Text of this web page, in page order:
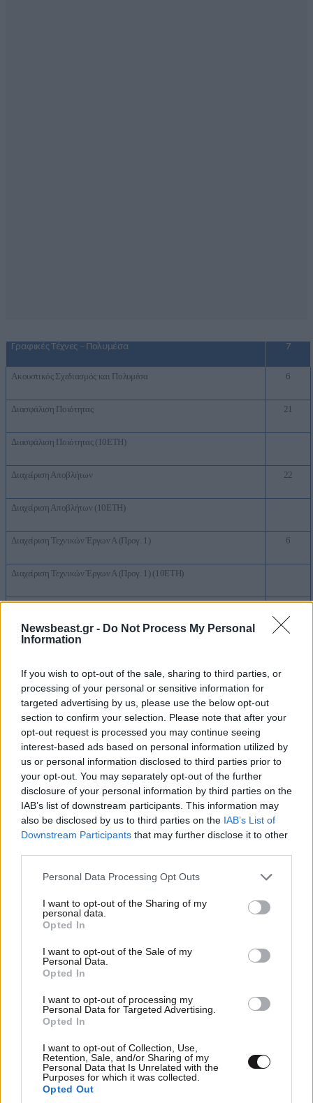
Newsbeast.gr - Do Not Process My Personal
Information
If you wish to opt-out of the sale, sharing to third parties, or
processing of your personal or sensitive information for
targeted advertising by us, please use the below opt-out
section to confirm your selection. Please note that after your
opt-out request is processed you may continue seeing
interest-based ads based on personal information utilized by
us or personal information disclosed to third parties prior to
your opt-out. You may separately opt-out of the further
disclosure of your personal information by third parties on the
IAB’s list of downstream participants. This information may
also be disclosed by us to third parties on the IAB’s List of
Downstream Participants that may further disclose it to other
Please note that this website/app uses one or more Google
not limited to your visit or usage behaviour. You may click to
grant or deny consent to Google and its third-party tags to
use your data for below specified purposes in below Google
consent section.
Personal Data Processing Opt Outs
I want to opt-out of the Sharing of my
personal data.
Opted In
I want to opt-out of the Sale of my
Personal Data.
Opted In
I want to opt-out of processing my
Personal Data for Targeted Advertising.
Opted In
I want to opt-out of Collection, Use,
Retention, Sale, and/or Sharing of my
Personal Data that Is Unrelated with the
Purposes for which it was collected.
Opted Out
Γραφικές Τέχνες – Πολυμέσα 7
Ακουστικός Σχεδιασμός και Πολυμέσα 6
Διασφάλιση Ποιότητας 21
Διασφάλιση Ποιότητας (10ΕΤΗ)
Διαχείριση Αποβλήτων 22
Διαχείριση Αποβλήτων (10ΕΤΗ)
Διαχείριση Τεχνικών Έργων Α (Προγ. 1) 6
Διαχείριση Τεχνικών Έργων Α (Προγ. 1) (10ΕΤΗ)
Διαχείριση Τεχνικών Έργων Β (Προγ. 2) 6
Διαχείριση Τεχνικών Έργων Β (Προγ. 2) (10ΕΤΗ)
Διοίκηση Επιχειρήσεων (MBA)
Διοίκηση Επιχειρήσεων (ΜΒΑ) (10ΕΤΗ)
Διοίκηση Μονάδων Υγείας
Διοίκηση Μονάδων Υγείας (10ΕΤΗ)
Διοίκηση Πολιτισμικών Μονάδων
Διοίκηση Πολιτισμικών Μονάδων (10ΕΤΗ)
Διοίκηση Τουριστικών Επιχειρήσεων (10ΕΤΗ)
Εκπαίδευση Ενηλίκων Γ (χωρίς Θ.Ε.)
Εκπαίδευση Ενηλίκων Με Θεματικές Ενότητες
Μεταπτυχιακές Σπουδές στα Μαθηματικά